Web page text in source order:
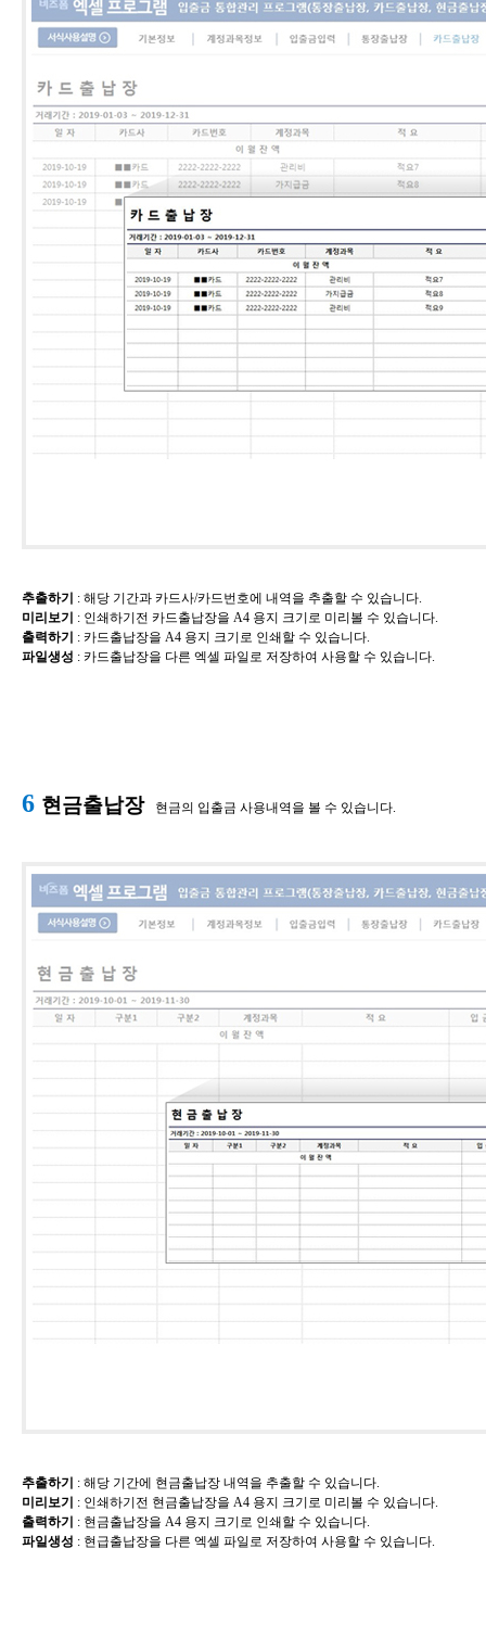
추출하기 ​: 해당 기간과 카드사/카드번호에 내역을 추출할 수 있습니다.
미리보기 ​: 인쇄하기전 카드출납장을 A4 용지 크기로 미리볼 수 있습니다.
출력하기 ​: 카드출납장을 A4 용지 크기로 인쇄할 수 있습니다.
파일생성 ​: 카드출납장을 다른 엑셀 파일로 저장하여 사용할 수 있습니다.
6 현금출납장 현금의 입출금 사용내역을 볼 수 있습니다.
추출하기 ​: 해당 기간에 현금출납장 내역을 추출할 수 있습니다.
미리보기 ​: 인쇄하기전 현금출납장을 A4 용지 크기로 미리볼 수 있습니다.
출력하기 ​: 현금출납장을 A4 용지 크기로 인쇄할 수 있습니다.
파일생성 ​: 현급출납장을 다른 엑셀 파일로 저장하여 사용할 수 있습니다.